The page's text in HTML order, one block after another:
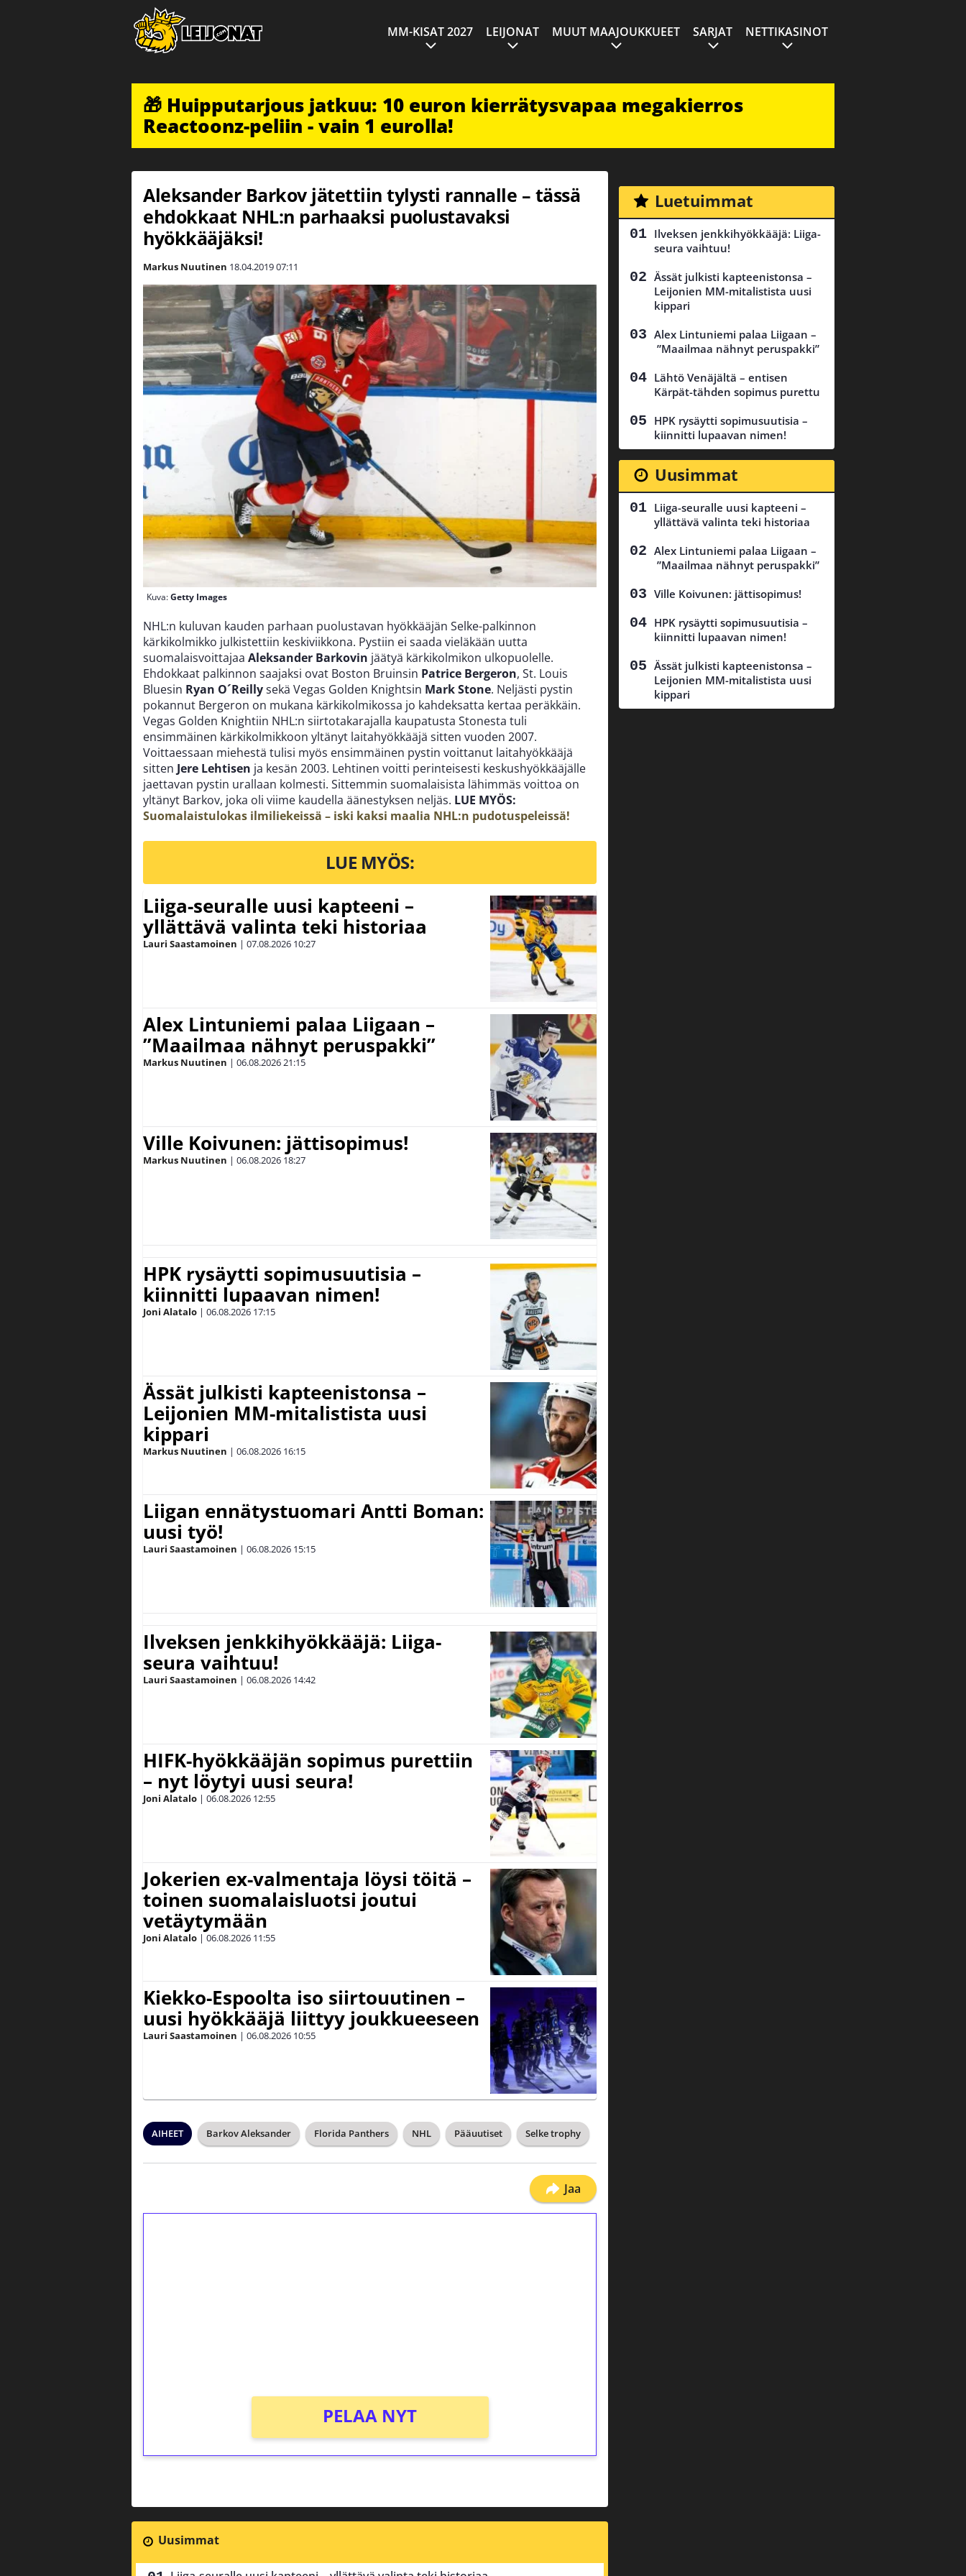
MM-KISAT 2027 LEIJONAT MUUT MAAJOUKKUEET SARJAT NETTIKASINOT
🎁 Huipputarjous jatkuu: 10 euron kierrätysvapaa megakierros
Reactoonz-peliin - vain 1 eurolla!
Aleksander Barkov jätettiin tylysti rannalle – tässä
ehdokkaat NHL:n parhaaksi puolustavaksi
hyökkääjäksi!
Markus Nuutinen 18.04.201907:11
Kuva:Getty Images
NHL:n kuluvan kauden parhaan puolustavan hyökkääjän Selke-palkinnon
kärkikolmikko julkistettiin keskiviikkona. Pystiin ei saada vieläkään uutta
suomalaisvoittajaa Aleksander Barkovin jäätyä kärkikolmikon ulkopuolelle.
Ehdokkaat palkinnon saajaksi ovat Boston Bruinsin Patrice Bergeron, St. Louis
Bluesin Ryan O´Reillysekä Vegas Golden Knightsin Mark Stone. Neljästi pystin
pokannut Bergeron on mukana kärkikolmikossa jo kahdeksatta kertaa peräkkäin.
Vegas Golden Knightiin NHL:n siirtotakarajalla kaupatusta Stonesta tuli
ensimmäinen kärkikolmikkoon yltänyt laitahyökkääjä sitten vuoden 2007.
Voittaessaan miehestä tulisi myös ensimmäinen pystin voittanut laitahyökkääjä
sitten Jere Lehtisen ja kesän 2003. Lehtinen voitti perinteisesti keskushyökkääjälle
jaettavan pystin urallaan kolmesti. Sittemmin suomalaisista lähimmäs voittoa on
yltänyt Barkov, joka oli viime kaudella äänestyksen neljäs. LUE MYÖS:
Suomalaistulokas ilmiliekeissä – iski kaksi maalia NHL:n pudotuspeleissä!
LUE MYÖS:
Liiga-seuralle uusi kapteeni –
yllättävä valinta teki historiaa
Lauri Saastamoinen | 07.08.2026 10:27
Alex Lintuniemi palaa Liigaan –
”Maailmaa nähnyt peruspakki”
Markus Nuutinen | 06.08.202621:15
Ville Koivunen: jättisopimus!
Markus Nuutinen | 06.08.2026 18:27
HPK rysäytti sopimusuutisia –
kiinnitti lupaavan nimen!
Joni Alatalo | 06.08.2026 17:15
Ässät julkisti kapteenistonsa –
Leijonien MM-mitalistista uusi
kippari
Markus Nuutinen | 06.08.2026 16:15
Liigan ennätystuomari Antti Boman:
uusi työ!
Lauri Saastamoinen | 06.08.2026 15:15
Ilveksen jenkkihyökkääjä: Liiga-
seura vaihtuu!
Lauri Saastamoinen | 06.08.2026 14:42
HIFK-hyökkääjän sopimus purettiin
– nyt löytyi uusi seura!
Joni Alatalo | 06.08.2026 12:55
Jokerien ex-valmentaja löysi töitä –
toinen suomalaisluotsi joutui
vetäytymään
Joni Alatalo | 06.08.2026 11:55
Kiekko-Espoolta iso siirtouutinen –
uusi hyökkääjä liittyy joukkueeseen
Lauri Saastamoinen | 06.08.2026 10:55
AIHEET Barkov Aleksander Florida Panthers NHL Pääuutiset Selke trophy
Jaa
PELAA NYT
Uusimmat
Luetuimmat
Ilveksen jenkkihyökkääjä: Liiga-
seura vaihtuu!
Ässät julkisti kapteenistonsa –
Leijonien MM-mitalistista uusi
kippari
Alex Lintuniemi palaa Liigaan –
”Maailmaa nähnyt peruspakki”
Lähtö Venäjältä – entisen
Kärpät-tähden sopimus purettu
HPK rysäytti sopimusuutisia –
kiinnitti lupaavan nimen!
Uusimmat
Liiga-seuralle uusi kapteeni –
yllättävä valinta teki historiaa
Alex Lintuniemi palaa Liigaan –
”Maailmaa nähnyt peruspakki”
Ville Koivunen: jättisopimus!
HPK rysäytti sopimusuutisia –
kiinnitti lupaavan nimen!
Ässät julkisti kapteenistonsa –
Leijonien MM-mitalistista uusi
kippari